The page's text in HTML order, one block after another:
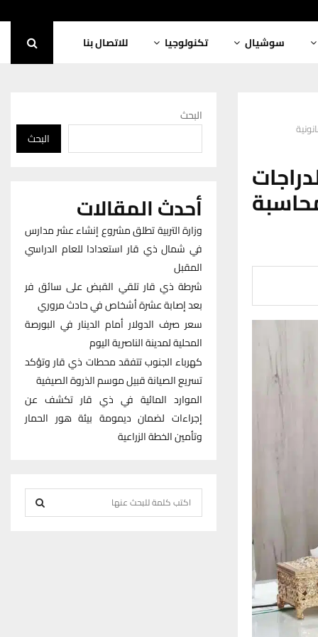
سوشيال تكنولوجيا للاتصال بنا
البحث
البحث
أحدث المقالات
وزارة التربية تطلق مشروع إنشاء عشر مدارس
في شمال ذي قار استعدادا للعام الدراسي
المقبل
شرطة ذي قار تلقي القبض على سائق فر
بعد إصابة عشرة أشخاص في حادث مروري
سعر صرف الدولار أمام الدينار في البورصة
المحلية لمدينة الناصرية اليوم
كهرباء الجنوب تتفقد محطات ذي قار وتؤكد
تسريع الصيانة قبيل موسم الذروة الصيفية
الموارد المائية في ذي قار تكشف عن
إجراءات لضمان ديمومة بيئة هور الحمار
وتأمين الخطة الزراعية
e